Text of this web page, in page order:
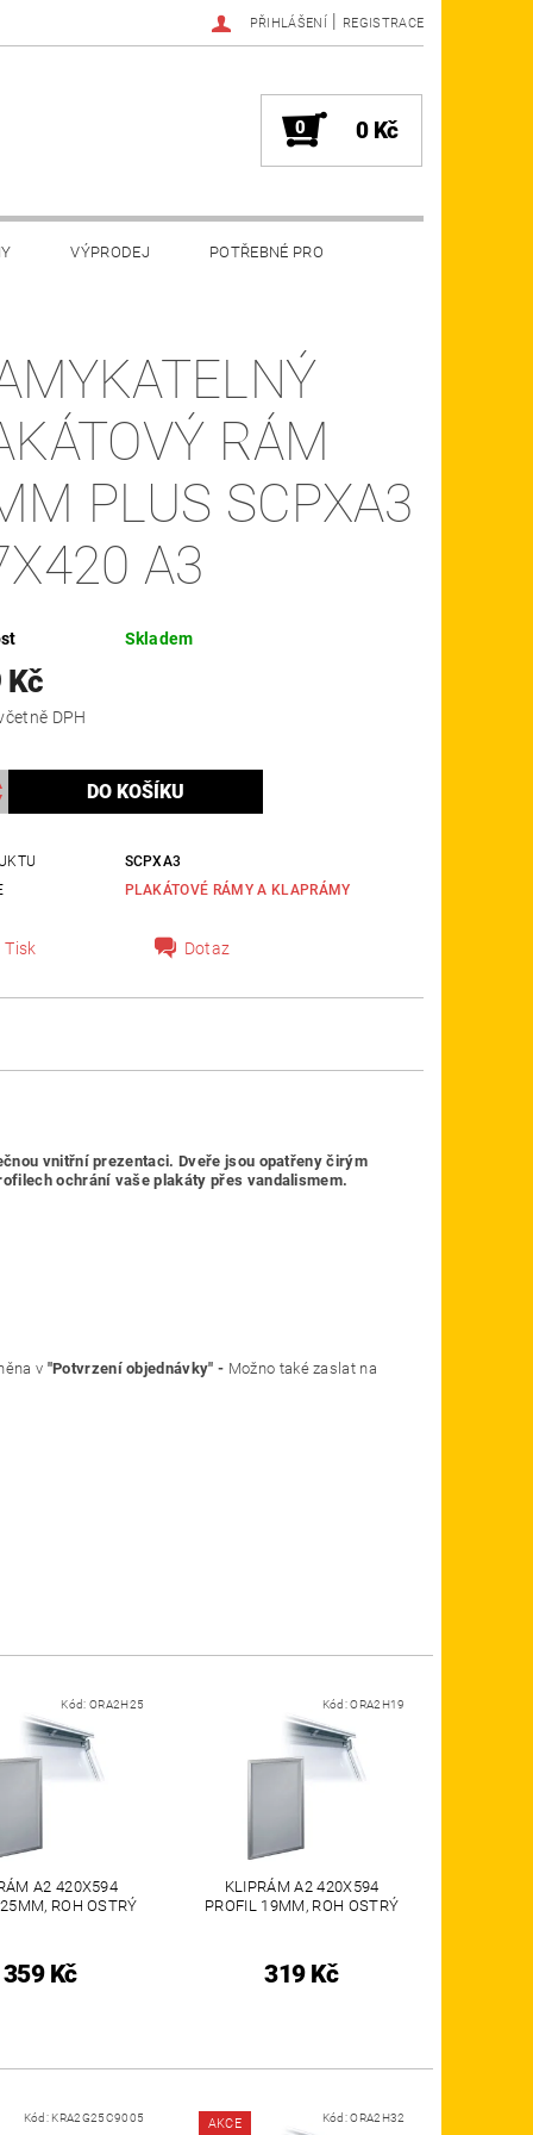
PŘIHLÁŠENÍ | REGISTRACE
0 0 Kč
VÝPRODEJ POTŘEBNÉ PRO
RÁM
PLUS SCPXA3
A3
Skladem
Kč
165 Kč včetně DPH
SCPXA3
PLAKÁTOVÉ RÁMY A KLAPRÁMY
Tisk Dotaz
vnitřní prezentaci. Dveře jsou opatřeny čirým
ochrání vaše plakáty přes vandalismem.
v "Potvrzení objednávky" - Možno také zaslat na
Kód: ORA2H25
A2 420X594
ROH OSTRÝ
359 Kč
Kód:ORA2H19
KLIPRÁM A2 420X594
PROFIL 19MM, ROH OSTRÝ
319 Kč
Kód: KRA2G25C9005 AKCE Kód:ORA2H32